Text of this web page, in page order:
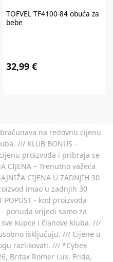
TOFVELTF4100-84 obuća za
bebe
32,99 €
na redovnu cijenu
/// KLUB BONUS -
proizvoda i pribraja se
CIJENA – Trenutno važeća
CIJENA U ZADNJIH 30
imao u zadnjih 30
POPUST - kod proizvoda
ponuda vrijedi samo za
kupce i članove kluba. ///
isključuju. /// Cijene u
razlikovati. /// *Cybex
Britax Römer Lux, Frida,